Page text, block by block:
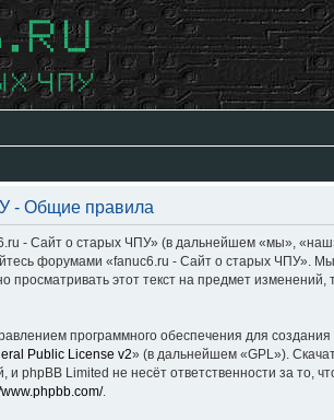
- Общие правила
Сайт о старых ЧПУ» (в дальнейшем «мы», «наш»,
форумами «fanuc6.ru - Сайт о старых ЧПУ».
этот текст на предмет
программного обеспечения для создания
Public License v2» (в дальнейшем «GPL»).
phpBB Limited не несёт ответственности за
www.phpbb.com/.